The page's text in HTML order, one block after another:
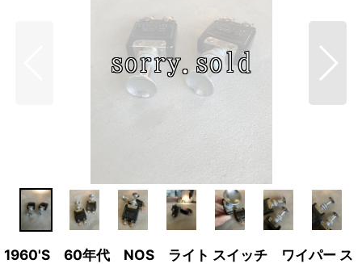
1960'S 60年代 NOS ライト スイッチ ワイパー ス